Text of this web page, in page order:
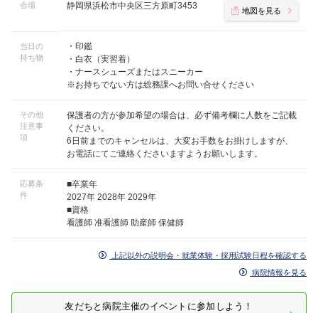
会場 静岡県浜松市中央区三方原町3453 地図を見る
当日の
持ち物
・印鑑
・白衣（実習着）
・ナースシューズまたはスニーカー
※お持ちでない方は総務課へお問い合せください
その他
注意事
項
保護者の方が参加希望の場合は、必ず備考欄に人数をご記載
ください。
6日前までのキャンセルは、大変お手数をお掛けしますが、
お電話にてご連絡くださいますようお願いします。
応募条
件
■卒業年
2027年 2028年 2029年
■資格
看護師 准看護師 助産師 保健師
上記以外の説明会・就業体験・採用試験日程を確認する
病院情報を見る
友だちと病院主催のイベントに参加しよう！